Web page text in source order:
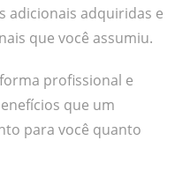
adicionais adquiridas e
que você assumiu.
profissional e
que um
para você quanto